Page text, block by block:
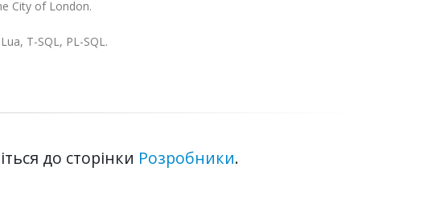
City of London.
T-SQL, PL-SQL.
до сторінки Розробники.